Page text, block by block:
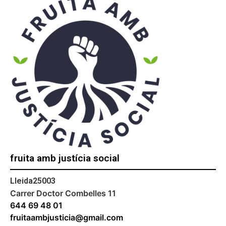
fruita amb justícia social
Lleida25003
Carrer Doctor Combelles 11
644 69 48 01
fruitaambjusticia@gmail.com